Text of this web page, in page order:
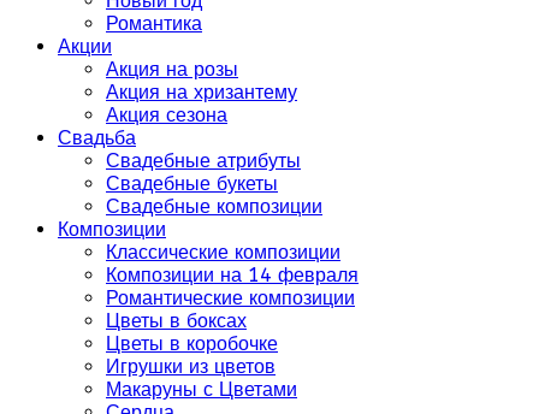
Романтика
Акции
Акция на розы
Акция на хризантему
Акция сезона
Свадьба
Свадебные атрибуты
Свадебные букеты
Свадебные композиции
Композиции
Классические композиции
Композиции на 14 февраля
Романтические композиции
Цветы в боксах
Цветы в коробочке
Игрушки из цветов
Макаруны с Цветами